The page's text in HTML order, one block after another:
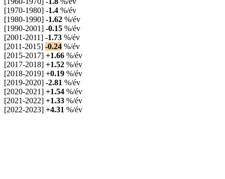
[1970-1980] -1.4 %/év
[1980-1990] -1.62 %/év
[1990-2001] -0.15 %/év
[2001-2011] -1.73 %/év
[2011-2015] -0.24 %/év
[2015-2017] +1.66 %/év
[2017-2018] +1.52 %/év
[2018-2019] +0.19 %/év
[2019-2020] -2.81 %/év
[2020-2021] +1.54 %/év
[2021-2022] +1.33 %/év
[2022-2023] +4.31 %/év